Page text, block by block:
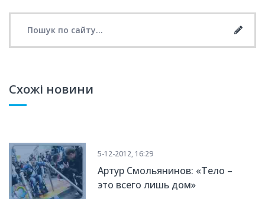
Схожі новини
5-12-2012, 16:29
Артур Смольянинов: «Тело –
это всего лишь дом»